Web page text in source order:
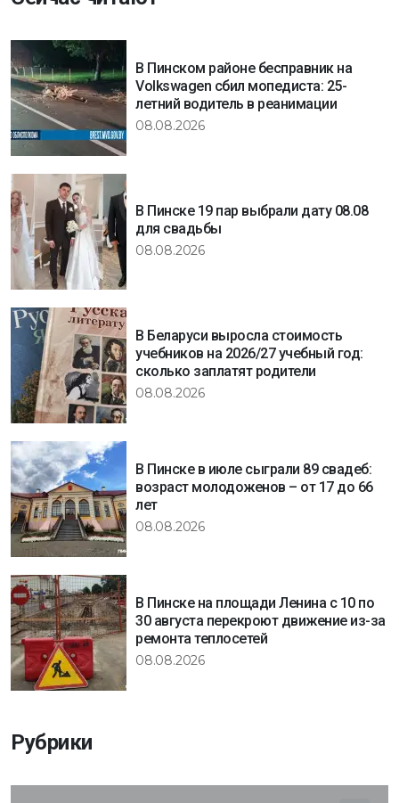
В Пинском районе бесправник на
Volkswagen сбил мопедиста: 25-
летний водитель в реанимации
08.08.2026
В Пинске 19 пар выбрали дату 08.08
для свадьбы
08.08.2026
В Беларуси выросла стоимость
учебников на 2026/27 учебный год:
сколько заплатят родители
08.08.2026
В Пинске в июле сыграли 89 свадеб:
возраст молодоженов – от 17 до 66
лет
08.08.2026
В Пинске на площади Ленина с 10 по
30 августа перекроют движение из-за
ремонта теплосетей
08.08.2026
Рубрики